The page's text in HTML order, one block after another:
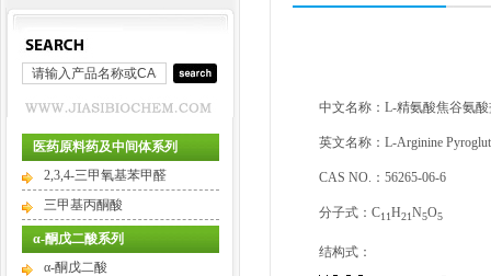
医药原料药及中间体系列
2,3,4-三甲氧基苯甲醛
三甲基丙酮酸
α-酮戊二酸系列
α-酮戊二酸
中文名称：L-精氨酸焦谷氨
英文名称：L-Arginine
CAS NO.：56265-06-6
分子式：C11H21N5O5
结构式：